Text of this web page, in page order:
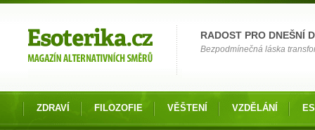
RADOST PRO DNEŠNÍ
Bezpodmínečná láska
ZDRAVÍ FILOZOFIE VĚŠTENÍ VZDĚLÁNÍ